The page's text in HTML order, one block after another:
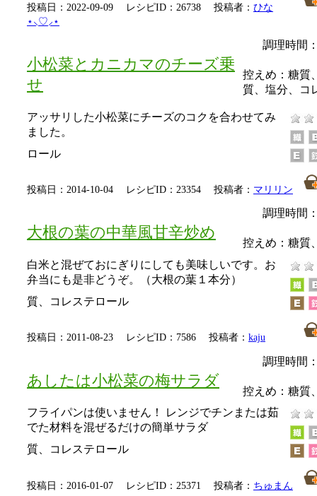
投稿日：2022-09-09 レシピID：26738 投稿者： ひな
⋆⸜♡⸝‍⋆
小松菜とカニカマのチーズ乗
せ
調理時間
アッサリした小松菜にチーズのコクを合わせてみ
ました。
控えめ： 糖質
質、塩分、コ
ロール
投稿日：2014-10-04 レシピID：23354 投稿者： マリリン
大根の葉の中華風甘辛炒め
調理時間
白米と混ぜておにぎりにしても美味しいです。お
弁当にも是非どうぞ。（大根の葉１本分）
控えめ： 糖質
質、コレステロール
投稿日：2011-08-23 レシピID：7586 投稿者： kaju
あしたは小松菜の梅サラダ
調理時間
フライパンは使いません！ レンジでチンまたは茹
でた材料を混ぜるだけの簡単サラダ
控えめ： 糖質
質、コレステロール
投稿日：2016-01-07 レシピID：25371 投稿者： ちゅまん